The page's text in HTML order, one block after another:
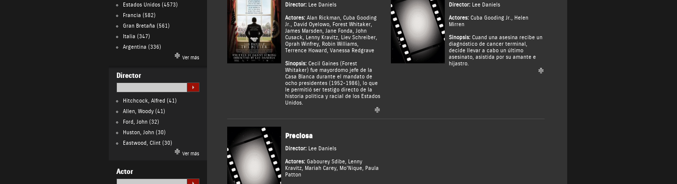
Estados Unidos(4573)
Francia (582)
Gran Bretaña (561)
Italia (347)
Argentina (336)
Ver más
Director
Hitchcock, Alfred (41)
Allen, Woody(41)
Ford, John(32)
Huston, John(30)
Eastwood, Clint(30)
Ver más
Actor
Director: Lee Daniels
Actores: Alan Rickman, Cuba Gooding
Jr., David Oyelowo, Forest Whitaker,
James Marsden, Jane Fonda, John
Cusack, Lenny Kravitz, Liev Schreiber,
Oprah Winfrey, Robin Williams,
Terrence Howard, Vanessa Redgrave
Sinopsis:Cecil Gaines (Forest
Whitaker) fue mayordomo jefe de la
Casa Blanca durante el mandato de
ocho presidentes (1952-1986), lo que
le permitió ser testigo directo de la
historia política y racial de los Estados
Unidos.
Director: Lee Daniels
Actores: Cuba Gooding Jr., Helen
Mirren
Sinopsis:Cuand una asesina recibe un
diagnóstico de cancer terminal,
decide llevar a cabo un último
asesinato, asistida por su amante e
hijastro.
Preciosa
Director: Lee Daniels
Actores: Gabourey Sdibe, Lenny
Kravitz, Mariah Carey, Mo'Nique, Paula
Patton